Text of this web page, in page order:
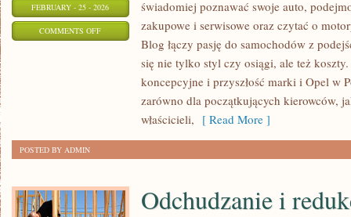
FEBRUARY - 25 - 2026
COMMENTS OFFON
świadomiej poznawać swoje auto,
zakupowe i serwisowe oraz czytać o
Blog łączy pasję do samochodów z
się nie tylko styl czy osiągi, ale też
koncepcyjne i przyszłość marki i Opel w
zarówno dla początkujących kierowców,
właścicieli, [ Read More ]
POSTED BY ADMIN
Odchudzanie i